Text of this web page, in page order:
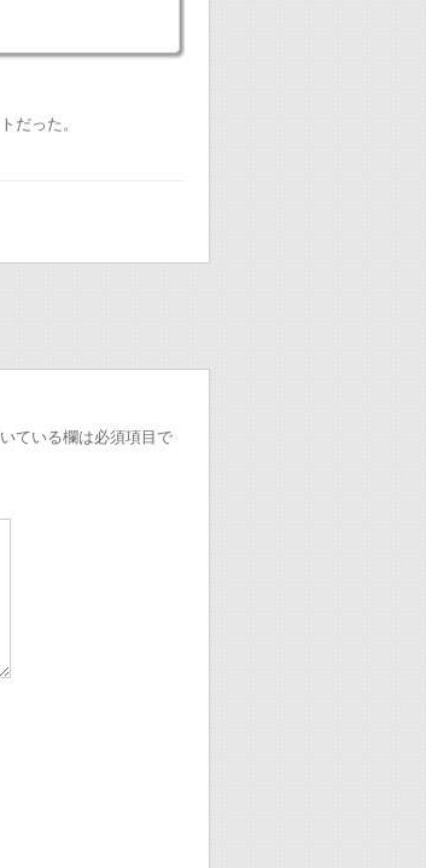
だった。
ている欄は必須項目で